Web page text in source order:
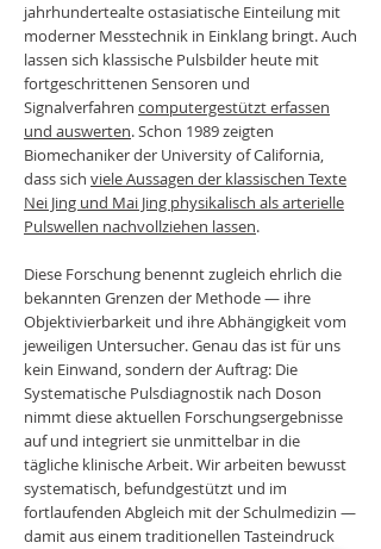
jahrhundertealte ostasiatische Einteilung mit
moderner Messtechnik in Einklang bringt. Auch
lassen sich klassische Pulsbilder heute mit
fortgeschrittenen Sensoren und
Signalverfahren computergestützt erfassen
und auswerten. Schon 1989 zeigten
Biomechaniker der University of California,
dass sich viele Aussagen der klassischen Texte
Nei Jing und Mai Jing physikalisch als arterielle
Pulswellen nachvollziehen lassen.
Diese Forschung benennt zugleich ehrlich die
bekannten Grenzen der Methode — ihre
Objektivierbarkeit und ihre Abhängigkeit vom
jeweiligen Untersucher. Genau das ist für uns
kein Einwand, sondern der Auftrag: Die
Systematische Pulsdiagnostik nach Doson
nimmt diese aktuellen Forschungsergebnisse
auf und integriert sie unmittelbar in die
tägliche klinische Arbeit. Wir arbeiten bewusst
systematisch, befundgestützt und im
fortlaufenden Abgleich mit der Schulmedizin —
damit aus einem traditionellen Tasteindruck